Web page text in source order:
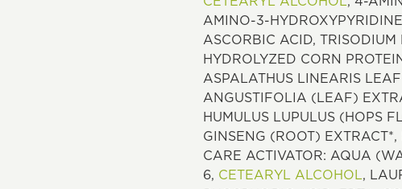
AMINO-3-
ASCORBIC ACID,
HYDROLYZED CORN
ASPALATHUS LINEARIS
ANGUSTIFOLIA (LEAF)
HUMULUS LUPULUS (HOPS
GINSENG (ROOT)
CARE ACTIVATOR: AQUA
6, CETEARYL ALCOHOL,